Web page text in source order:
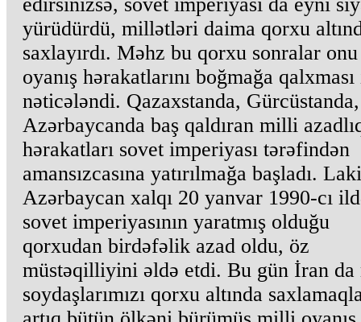
yürüdürdü, millətləri daima qorxu
saxlayırdı. Məhz bu qorxu sonralar
oyanış hərakatlarını boğmağa
nəticələndi. Qazaxstanda, Gürcüstanda,
Azərbaycanda baş qaldıran milli
hərakatları sovet imperiyası tərəfindən
amansızcasına yatırılmağa başladı.
Azərbaycan xalqı 20 yanvar 1990-cı
sovet imperiyasının yaratmış olduğu
qorxudan birdəfəlik azad oldu, öz
müstəqilliyini əldə etdi. Bu gün İran da
soydaşlarımızı qorxu altında